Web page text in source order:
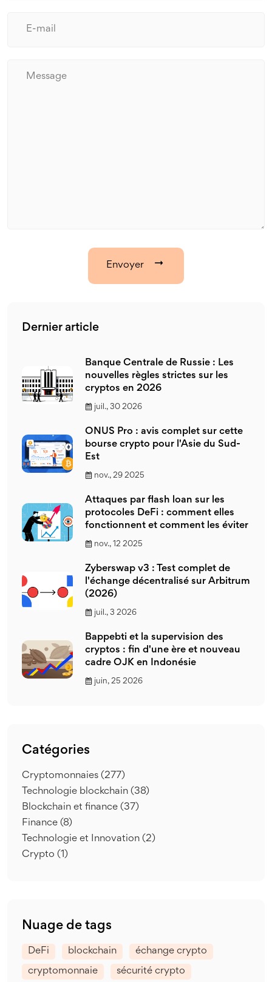
Envoyer
Dernier article
Banque Centrale de Russie : Les
nouvelles règles strictes sur les
cryptos en 2026
juil., 30 2026
ONUS Pro : avis complet sur cette
bourse crypto pour l'Asie du Sud-
Est
nov., 29 2025
Attaques par flash loan sur les
protocoles DeFi : comment elles
fonctionnent et comment les éviter
nov., 12 2025
Zyberswap v3 : Test complet de
l'échange décentralisé sur Arbitrum
(2026)
juil., 3 2026
Bappebti et la supervision des
cryptos : fin d'une ère et nouveau
cadre OJK en Indonésie
juin, 25 2026
Catégories
Cryptomonnaies (277)
Technologie blockchain (38)
Blockchain et finance (37)
Finance (8)
Technologie et Innovation (2)
Crypto (1)
Nuage de tags
DeFi blockchain échange crypto
cryptomonnaie sécurité crypto